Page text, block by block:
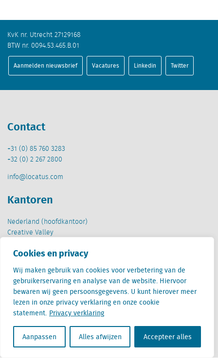
Cookies en privacy
Wij maken gebruik van cookies voor verbetering van de
gebruikerservaring en analyse van de website. Hiervoor
bewaren wij geen persoonsgegevens. U kunt hierover meer
lezen in onze privacy verklaring en onze cookie
statement. Privacy verklaring
Aanpassen Alles afwijzen Accepteer alles
KvK nr. Utrecht 27129168
BTW nr. 0094.53.465.B.01
Aanmelden nieuwsbrief Vacatures Linkedin Twitter
Contact
+31 (0) 85 760 3283
+32 (0) 2 267 2800
info@locatus.com
Kantoren
Nederland (hoofdkantoor)
Creative Valley
3511 ED Utrecht
België
Cantersteen 47
1000 Brussel